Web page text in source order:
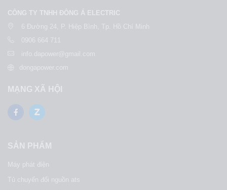
CÔNG TY TNHH ĐÔNG Á ELECTRIC
6 Đường 24, P. Hiệp Bình, Tp. Hồ Chí Minh
0906 664 711
info.dapower@gmail.com
dongapower.com
MẠNG XÃ HỘI
SẢN PHẨM
Máy phát điện
Tủ chuyển đổi nguồn ats